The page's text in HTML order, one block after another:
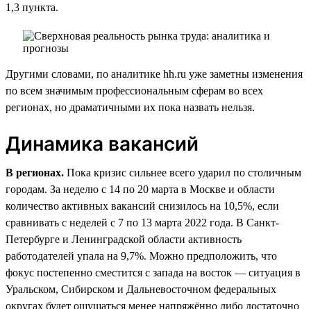
1,3 пункта.
Другими словами, по аналитике hh.ru уже заметны изменения
по всем значимым профессиональным сферам во всех
регионах, но драматичными их пока назвать нельзя.
Динамика вакансий
В регионах. Пока кризис сильнее всего ударил по столичным
городам. За неделю с 14 по 20 марта в Москве и области
количество активных вакансий снизилось на 10,5%, если
сравнивать с неделей с 7 по 13 марта 2022 года. В Санкт-
Петербурге и Ленинградской области активность
работодателей упала на 9,7%. Можно предположить, что
фокус постепенно сместится с запада на восток — ситуация в
Уральском, Сибирском и Дальневосточном федеральных
округах будет ощущаться менее напряжённо либо достаточно